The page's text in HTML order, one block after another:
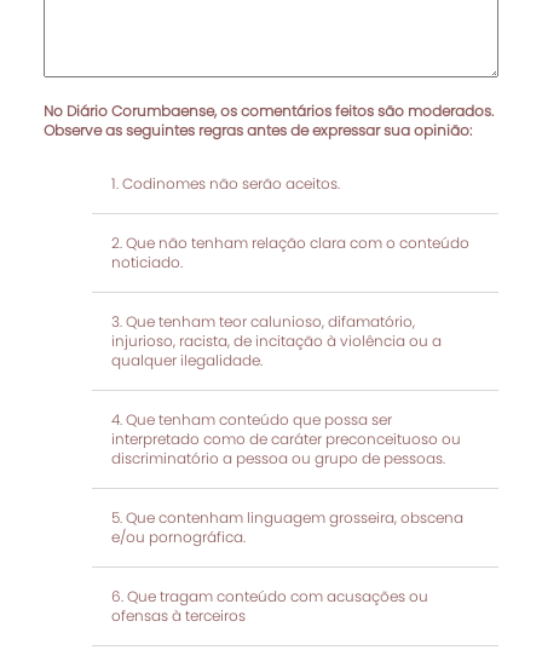
No Diário Corumbaense, os comentários feitos são moderados.
Observe as seguintes regras antes de expressar sua opinião:
Codinomes não serão aceitos.
Que não tenham relação clara com o conteúdo
noticiado.
Que tenham teor calunioso, difamatório,
injurioso, racista, de incitação à violência ou a
qualquer ilegalidade.
Que tenham conteúdo que possa ser
interpretado como de caráter preconceituoso ou
discriminatório a pessoa ou grupo de pessoas.
Que contenham linguagem grosseira, obscena
e/ou pornográfica.
Que tragam conteúdo com acusações ou
ofensas à terceiros